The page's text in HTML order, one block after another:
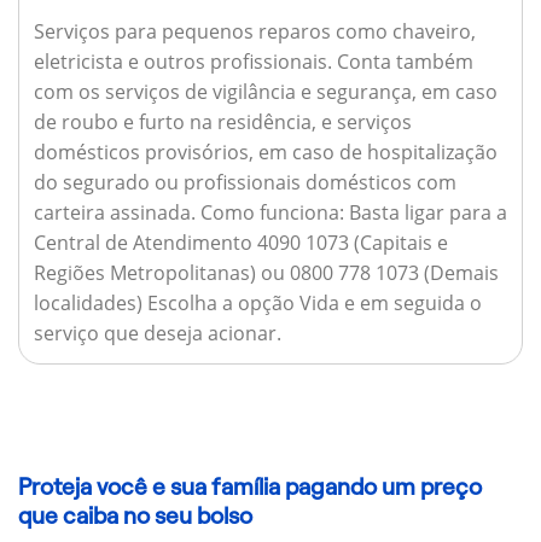
Serviços para pequenos reparos como chaveiro,
eletricista e outros profissionais. Conta também
com os serviços de vigilância e segurança, em caso
de roubo e furto na residência, e serviços
domésticos provisórios, em caso de hospitalização
do segurado ou profissionais domésticos com
carteira assinada. Como funciona: Basta ligar para a
Central de Atendimento 4090 1073 (Capitais e
Regiões Metropolitanas) ou 0800 778 1073 (Demais
localidades) Escolha a opção Vida e em seguida o
serviço que deseja acionar.
Proteja você e sua família pagando um preço
que caiba no seu bolso